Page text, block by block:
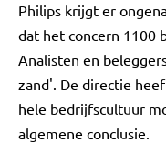
Philips krijgt er
dat het concern 1100
Analisten en
zand'. De directie
hele bedrijfscultuur
algemene conclusie.